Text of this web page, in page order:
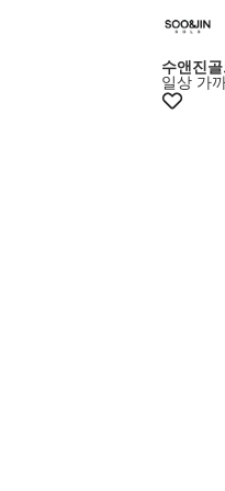
수앤진
일상 가